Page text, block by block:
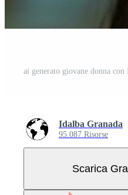
Idalba Granada
95.087 Risorse
Scarica